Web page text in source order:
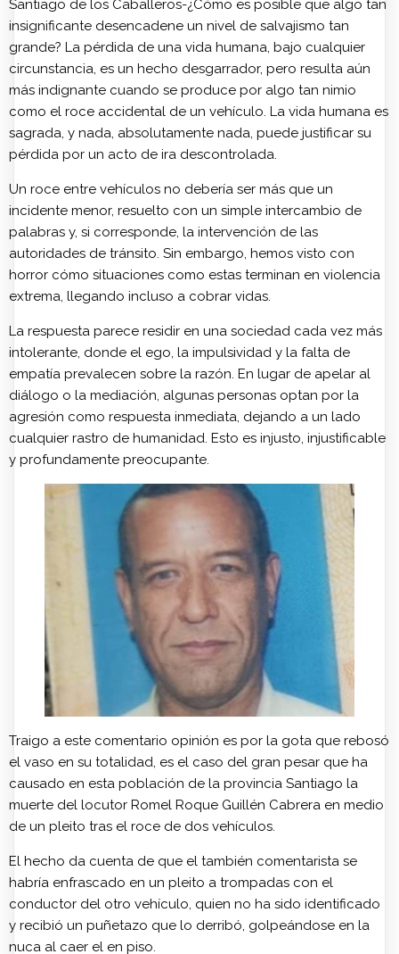
Santiago de los Caballeros-¿Cómo es posible que algo tan
insignificante desencadene un nivel de salvajismo tan
grande? La pérdida de una vida humana, bajo cualquier
circunstancia, es un hecho desgarrador, pero resulta aún
más indignante cuando se produce por algo tan nimio
como el roce accidental de un vehículo. La vida humana es
sagrada, y nada, absolutamente nada, puede justificar su
pérdida por un acto de ira descontrolada.
Un roce entre vehículos no debería ser más que un
incidente menor, resuelto con un simple intercambio de
palabras y, si corresponde, la intervención de las
autoridades de tránsito. Sin embargo, hemos visto con
horror cómo situaciones como estas terminan en violencia
extrema, llegando incluso a cobrar vidas.
La respuesta parece residir en una sociedad cada vez más
intolerante, donde el ego, la impulsividad y la falta de
empatía prevalecen sobre la razón. En lugar de apelar al
diálogo o la mediación, algunas personas optan por la
agresión como respuesta inmediata, dejando a un lado
cualquier rastro de humanidad. Esto es injusto, injustificable
y profundamente preocupante.
Traigo a este comentario opinión es por la gota que rebosó
el vaso en su totalidad, es el caso del gran pesar que ha
causado en esta población de la provincia Santiago la
muerte del locutor Romel Roque Guillén Cabrera en medio
de un pleito tras el roce de dos vehículos.
El hecho da cuenta de que el también comentarista se
habría enfrascado en un pleito a trompadas con el
conductor del otro vehículo, quien no ha sido identificado
y recibió un puñetazo que lo derribó, golpeándose en la
nuca al caer el en piso.